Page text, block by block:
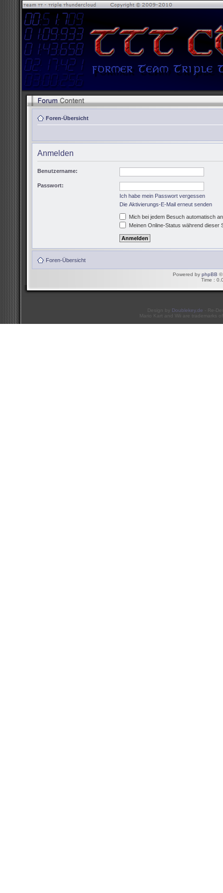
Foren-Übersicht
Anmelden
Benutzername:
Passwort:
Ich habe mein Passwort vergessen
Die Aktivierungs-E-Mail erneut senden
Mich bei jedem Besuch automatisch
Meinen Online-Status während dieser
Foren-Übersicht
Powered by phpBB ©
Time :
Design by Doublekey.de - Re-
Mario Kart and Wii are trademarks